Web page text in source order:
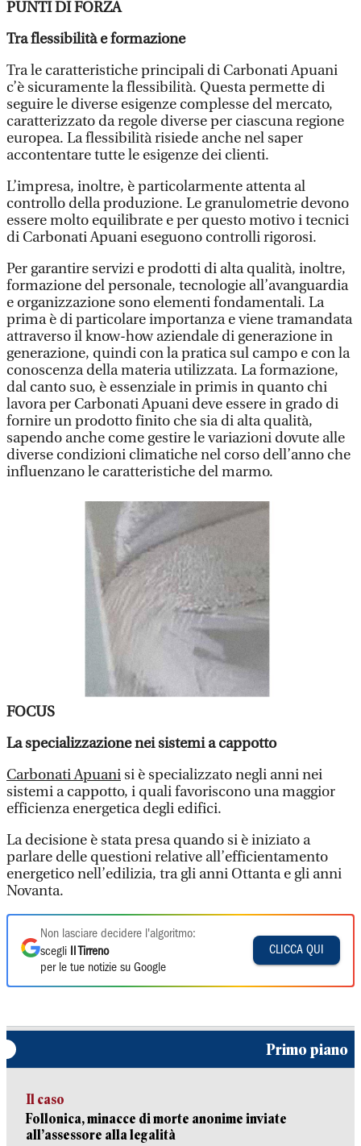
PUNTI DI FORZA
Tra flessibilità e formazione
Tra le caratteristiche principali di Carbonati Apuani
c’è sicuramente la flessibilità. Questa permette di
seguire le diverse esigenze complesse del mercato,
caratterizzato da regole diverse per ciascuna regione
europea. La flessibilità risiede anche nel saper
accontentare tutte le esigenze dei clienti.
L’impresa, inoltre, è particolarmente attenta al
controllo della produzione. Le granulometrie devono
essere molto equilibrate e per questo motivo i tecnici
di Carbonati Apuani eseguono controlli rigorosi.
Per garantire servizi e prodotti di alta qualità, inoltre,
formazione del personale, tecnologie all’avanguardia
e organizzazione sono elementi fondamentali. La
prima è di particolare importanza e viene tramandata
attraverso il know-how aziendale di generazione in
generazione, quindi con la pratica sul campo e con la
conoscenza della materia utilizzata. La formazione,
dal canto suo, è essenziale in primis in quanto chi
lavora per Carbonati Apuani deve essere in grado di
fornire un prodotto finito che sia di alta qualità,
sapendo anche come gestire le variazioni dovute alle
diverse condizioni climatiche nel corso dell’anno che
influenzano le caratteristiche del marmo.
FOCUS
La specializzazione nei sistemi a cappotto
Carbonati Apuanisi è specializzato negli anni nei
sistemi a cappotto, i quali favoriscono una maggior
efficienza energetica degli edifici.
La decisione è stata presa quando si è iniziato a
parlare delle questioni relative all’efficientamento
energetico nell’edilizia, tra gli anni Ottanta e gli anni
Novanta.
Non lasciare decidere l'algoritmo:
scegli
Il Tirreno
per le tue notizie su Google
CLICCA QUI
Primo piano
Il caso
Follonica, minacce di morte anonime inviate
all’assessore alla legalità